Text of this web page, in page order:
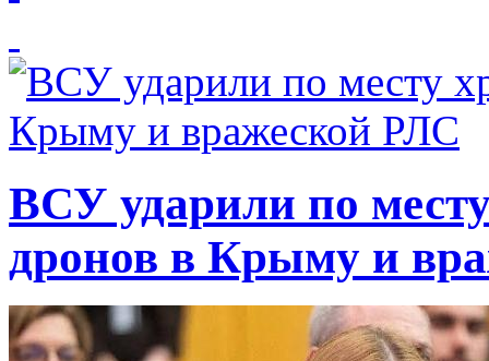
ВСУ ударили по
дронов в Крыму и